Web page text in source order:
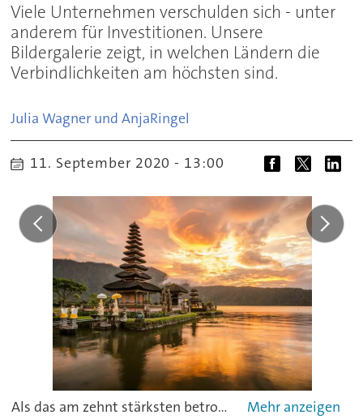
Viele Unternehmen verschulden sich - unter
anderem für Investitionen. Unsere
Bildergalerie zeigt, in welchen Ländern die
Verbindlichkeiten am höchsten sind.
Julia Wagner und AnjaRingel
11. September 2020 - 13:00
Als das am zehnt stärksten betroffene Land zählt Indonesien mit Unternehmensschulden in Höhe von 22,7 Prozent des BIP. Die Zahlen sind aus dem vierten Quartal 2019 - also noch vor der Coronakrise. -